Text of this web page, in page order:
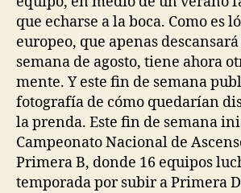
que echarse a la boca. Como es
europeo, que apenas
semana de agosto, tiene ahora
mente. Y este fin de semana
fotografía de cómo quedarían
la prenda. Este fin de semana
Campeonato Nacional de
Primera B, donde 16 equipos
temporada por subir a Primera